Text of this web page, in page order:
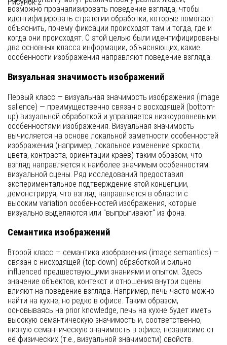
возможно проанализировать поведение взгляда, чтобы
идентифицировать стратегии обработки, которые помогают
объяснить, почему фиксации происходят там и тогда, где и
когда они происходят. С этой целью были идентифицированы
два основных класса информации, объясняющих, какие
особенности изображения направляют поведение взгляда.
Визуальная значимость изображений
Первый класс — визуальная значимость изображения (image
salience) — преимущественно связан с восходящей (bottom-
up) визуальной обработкой и управляется низкоуровневыми
особенностями изображения. Визуальная значимость
вычисляется на основе локальной заметности особенностей
изображения (например, локальное изменение яркости,
цвета, контраста, ориентации краёв) таким образом, что
взгляд направляется к наиболее значимым особенностям
визуальной сцены. Ряд исследований предоставил
экспериментальное подтверждение этой концепции,
демонстрируя, что взгляд направляется в области с
высоким variation особенностей изображения, которые
визуально выделяются или "выпрыгивают" из фона.
Семантика изображений
Второй класс — семантика изображения (image semantics) —
связан с нисходящей (top-down) обработкой и сильно
influenced предшествующими знаниями и опытом. Здесь
значение объектов, контекст и отношения внутри сцены
влияют на поведение взгляда. Например, печь часто можно
найти на кухне, но редко в офисе. Таким образом,
основываясь на prior knowledge, печь на кухне будет иметь
высокую семантическую значимость и, соответственно,
низкую семантическую значимость в офисе, независимо от
её физических (т.е., визуальной значимости) свойств.